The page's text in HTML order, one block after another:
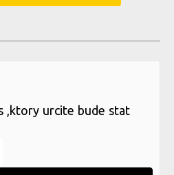
,ktory urcite bude stat